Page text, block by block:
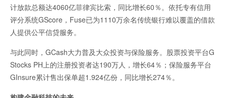
计放款总额达4060亿菲律宾比索，同比增长60％。依托专有信用
评分系统GScore，Fuse已为1110万余名传统银行难以覆盖的借款
人提供公平信贷服务。
与此同时，GCash大力普及大众投资与保险服务。股票投资平台G
Stocks PH上的注册投资者达190万人，增长64％；保险服务平台
GInsure累计售出保单超1.924亿份，同比增长274％。